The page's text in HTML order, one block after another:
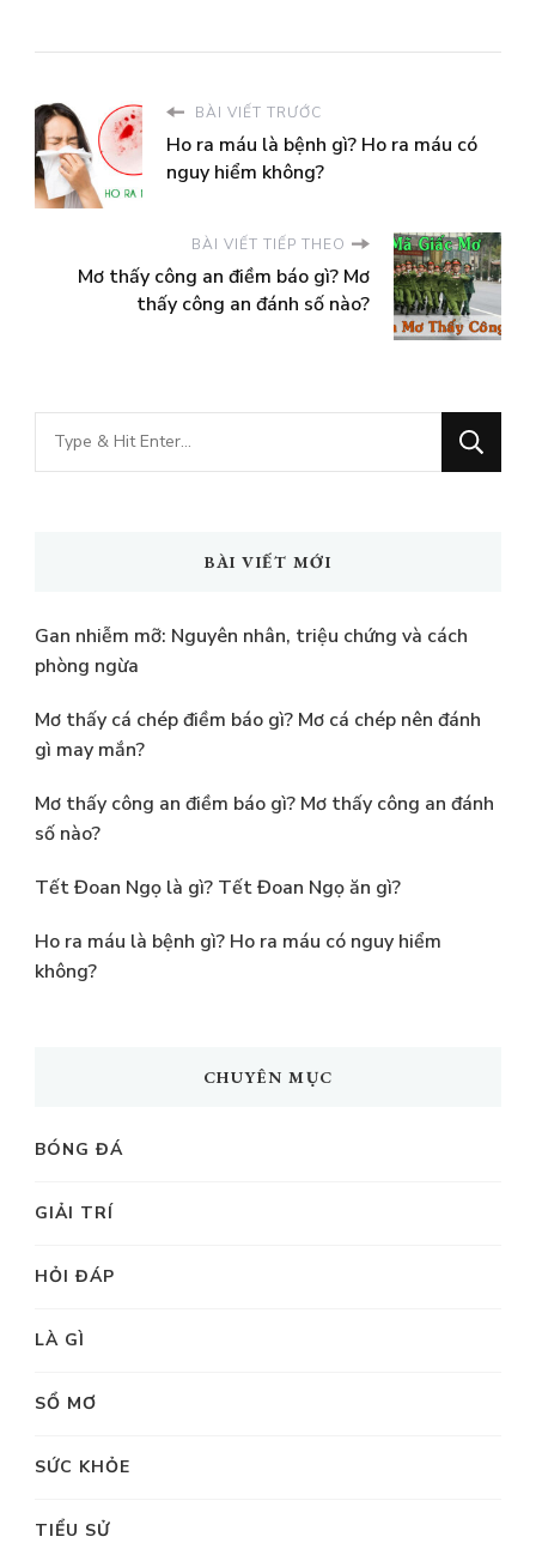
BÀI VIẾT TRƯỚC
Ho ra máu là bệnh gì? Ho ra máu có
nguy hiểm không?
BÀI VIẾT TIẾP THEO
Mơ thấy công an điềm báo gì? Mơ
thấy công an đánh số nào?
Bạn
muốn
BÀI VIẾT MỚI
Gan nhiễm mỡ: Nguyên nhân, triệu chứng và cách
phòng ngừa
Mơ thấy cá chép điềm báo gì? Mơ cá chép nên đánh
gì may mắn?
Mơ thấy công an điềm báo gì? Mơ thấy công an đánh
số nào?
Tết Đoan Ngọ là gì? Tết Đoan Ngọ ăn gì?
Ho ra máu là bệnh gì? Ho ra máu có nguy hiểm
không?
CHUYÊN MỤC
BÓNG ĐÁ
GIẢI TRÍ
HỎI ĐÁP
LÀ GÌ
SỔ MƠ
SỨC KHỎE
TIỂU SỬ